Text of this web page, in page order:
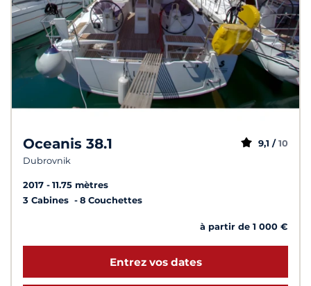
Oceanis 38.1
Dubrovnik
9,1 / 10
2017
11.75 mètres
3 Cabines
8 Couchettes
à partir de 1 000 €
Entrez vos dates